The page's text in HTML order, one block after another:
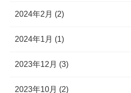
2024年2月 (2)
2024年1月 (1)
2023年12月 (3)
2023年10月 (2)